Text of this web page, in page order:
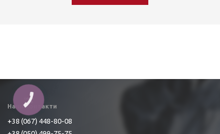
Наші контакти
+38 (067) 448-80-08